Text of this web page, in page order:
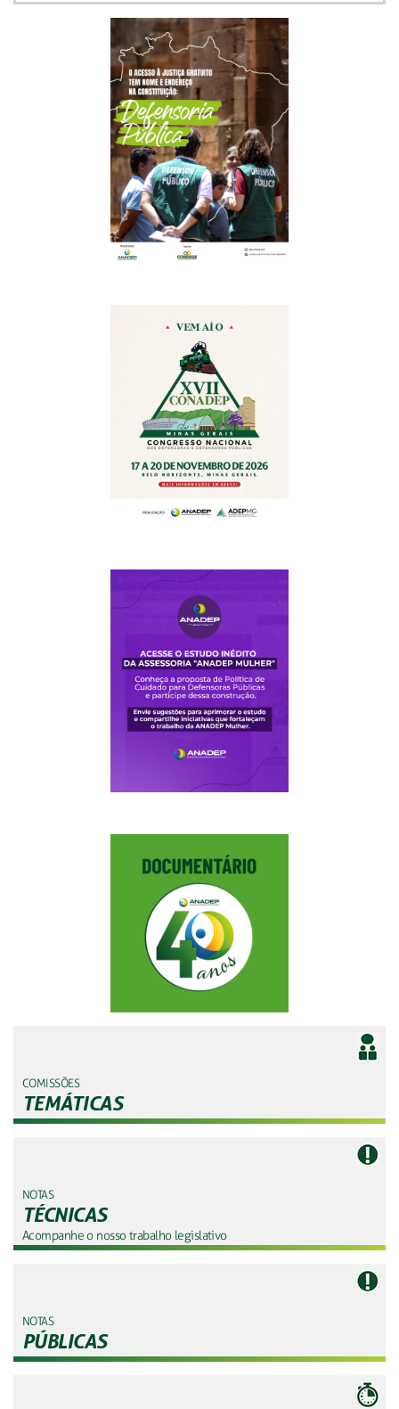
COMISSÕES
TEMÁTICAS
NOTAS
TÉCNICAS
Acompanhe o nosso trabalho legislativo
NOTAS
PÚBLICAS